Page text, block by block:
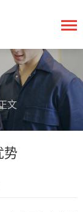
文
势